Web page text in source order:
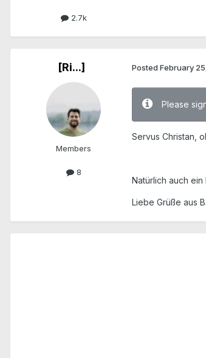
2.7k
[Ri...]
Members
8
Posted February
Please
Servus Christan,
Natürlich auch
Liebe Grüße aus